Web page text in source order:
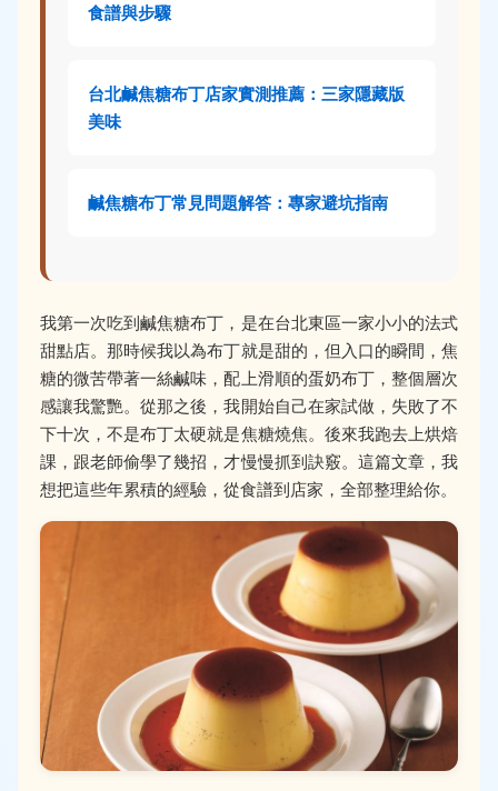
食譜與步驟
台北鹹焦糖布丁店家實測推薦：三家隱藏版
美味
鹹焦糖布丁常見問題解答：專家避坑指南
我第一次吃到鹹焦糖布丁，是在台北東區一家小小的法式
甜點店。那時候我以為布丁就是甜的，但入口的瞬間，焦
糖的微苦帶著一絲鹹味，配上滑順的蛋奶布丁，整個層次
感讓我驚艷。從那之後，我開始自己在家試做，失敗了不
下十次，不是布丁太硬就是焦糖燒焦。後來我跑去上烘焙
課，跟老師偷學了幾招，才慢慢抓到訣竅。這篇文章，我
想把這些年累積的經驗，從食譜到店家，全部整理給你。